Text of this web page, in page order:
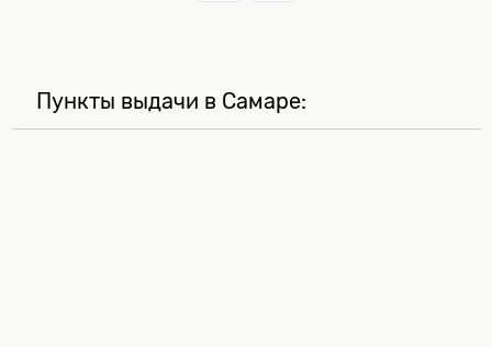
Пункты выдачи в Самаре: